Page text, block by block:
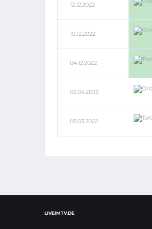
12.12.2022
10.12.2022
04.12.2022
02.04.2022
05.03.2022
LIVEIMTV.DE